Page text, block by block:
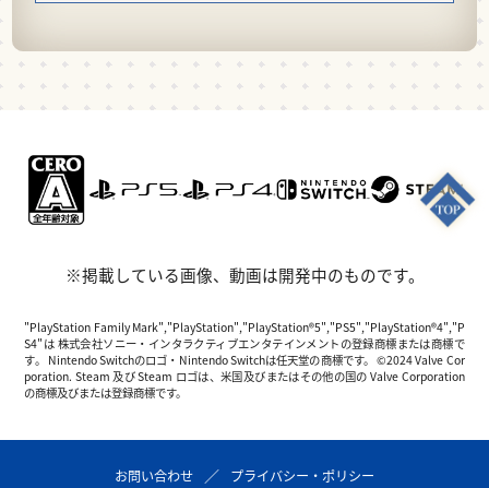
※掲載している画像、動画は開発中のものです。
"PlayStation Family Mark","PlayStation","PlayStation®5","PS5","PlayStation®4","P
S4"は 株式会社ソニー・インタラクティブエンタテインメントの登録商標または商標で
す。 Nintendo Switchのロゴ・Nintendo Switchは任天堂の商標です。 ©2024 Valve Cor
poration. Steam 及び Steam ロゴは、米国及びまたはその他の国の Valve Corporation
の商標及びまたは登録商標です。
お問い合わせ プライバシー・ポリシー